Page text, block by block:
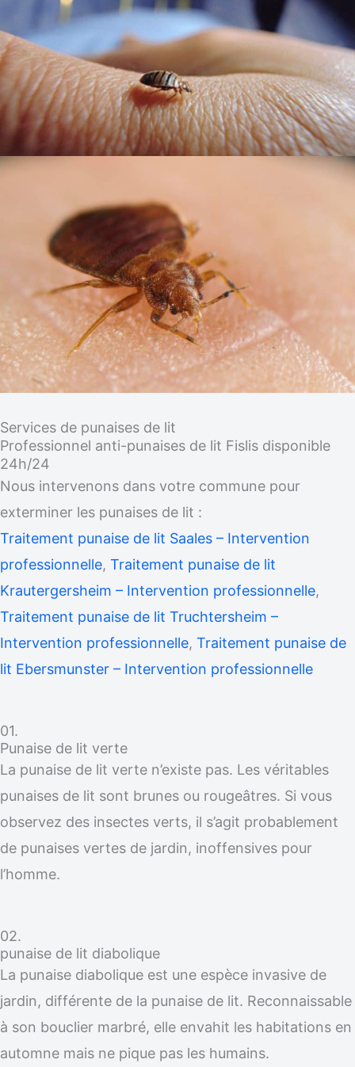
Services de punaises de lit
Professionnel anti-punaises de lit Fislis disponible
24h/24
Nous intervenons dans votre commune pour
exterminer les punaises de lit :
Traitement punaise de lit Saales – Intervention
professionnelle, Traitement punaise de lit
Krautergersheim – Intervention professionnelle,
Traitement punaise de lit Truchtersheim –
Intervention professionnelle, Traitement punaise de
lit Ebersmunster – Intervention professionnelle
01.
Punaise de lit verte
La punaise de lit verte n’existe pas. Les véritables
punaises de lit sont brunes ou rougeâtres. Si vous
observez des insectes verts, il s’agit probablement
de punaises vertes de jardin, inoffensives pour
l’homme.
02.
punaise de lit diabolique
La punaise diabolique est une espèce invasive de
jardin, différente de la punaise de lit. Reconnaissable
à son bouclier marbré, elle envahit les habitations en
automne mais ne pique pas les humains.